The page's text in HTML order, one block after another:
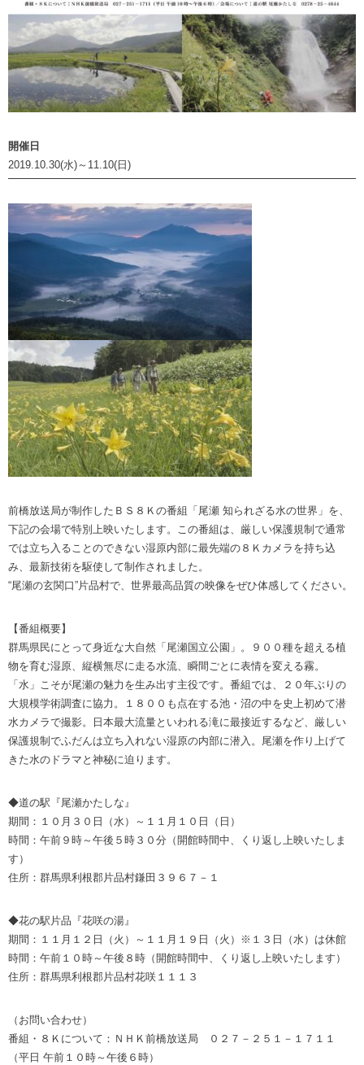
開催日
2019.10.30(水)～11.10(日)
前橋放送局が制作したＢＳ８Ｋの番組「尾瀬 知られざる水の世界」を、
下記の会場で特別上映いたします。この番組は、厳しい保護規制で通常
では立ち入ることのできない湿原内部に最先端の８Ｋカメラを持ち込
み、最新技術を駆使して制作されました。
“尾瀬の玄関口”片品村で、世界最高品質の映像をぜひ体感してください。
【番組概要】
群馬県民にとって身近な大自然「尾瀬国立公園」。９００種を超える植
物を育む湿原、縦横無尽に走る水流、瞬間ごとに表情を変える霧。
「水」こそが尾瀬の魅力を生み出す主役です。番組では、２０年ぶりの
大規模学術調査に協力。１８００も点在する池・沼の中を史上初めて潜
水カメラで撮影。日本最大流量といわれる滝に最接近するなど、厳しい
保護規制でふだんは立ち入れない湿原の内部に潜入。尾瀬を作り上げて
きた水のドラマと神秘に迫ります。
◆道の駅『尾瀬かたしな』
期間：１０月３０日（水）～１１月１０日（日）
時間：午前９時～午後５時３０分（開館時間中、くり返し上映いたしま
す）
住所：群馬県利根郡片品村鎌田３９６７－１
◆花の駅片品『花咲の湯』
期間：１１月１２日（火）～１１月１９日（火）※１３日（水）は休館
時間：午前１０時～午後８時（開館時間中、くり返し上映いたします）
住所：群馬県利根郡片品村花咲１１１３
（お問い合わせ）
番組・８Ｋについて：ＮＨＫ前橋放送局 ０２７－２５１－１７１１
（平日 午前１０時～午後６時）